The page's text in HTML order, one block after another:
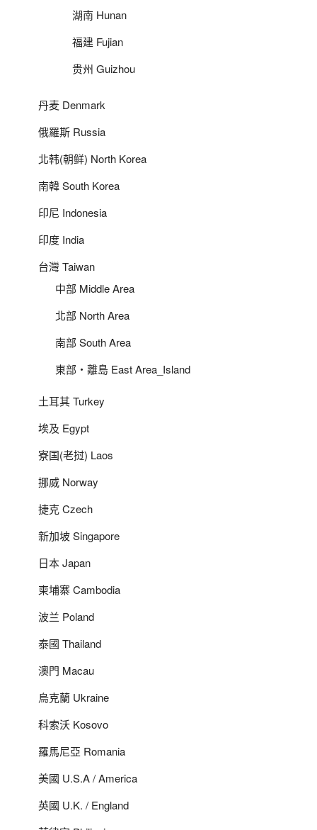
湖南 Hunan
福建 Fujian
贵州 Guizhou
丹麦 Denmark
俄羅斯 Russia
北韩(朝鲜) North Korea
南韓 South Korea
印尼 Indonesia
印度 India
台灣 Taiwan
中部 Middle Area
北部 North Area
南部 South Area
東部‧離島 East Area_Island
土耳其 Turkey
埃及 Egypt
寮国(老挝) Laos
挪威 Norway
捷克 Czech
新加坡 Singapore
日本 Japan
柬埔寨 Cambodia
波兰 Poland
泰國 Thailand
澳門 Macau
烏克蘭 Ukraine
科索沃 Kosovo
羅馬尼亞 Romania
美國 U.S.A / America
英國 U.K. / England